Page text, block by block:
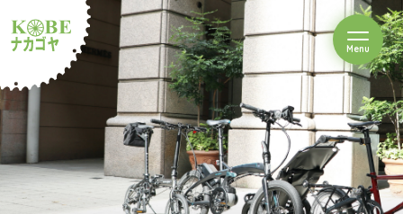
ルショップナカゴヤ
Menuを開閉